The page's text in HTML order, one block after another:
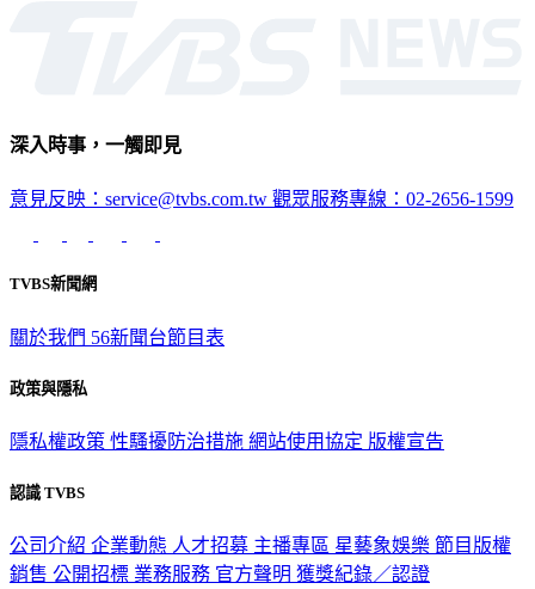
深入時事，一觸即見
意見反映：service@tvbs.com.tw 觀眾服務專線：02-2656-1599
TVBS新聞網
關於我們 56新聞台節目表
政策與隱私
隱私權政策 性騷擾防治措施 網站使用協定 版權宣告
認識 TVBS
公司介紹 企業動態 人才招募 主播專區 星藝象娛樂 節目版權
銷售 公開招標 業務服務 官方聲明 獲獎紀錄／認證